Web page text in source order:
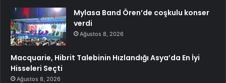
Mylasa Band Ören’de coşkulu konser
verdi
Ağustos 8, 2026
Macquarie, Hibrit Talebinin Hızlandığı Asya’da En İyi
Hisseleri Seçti
Ağustos 8, 2026